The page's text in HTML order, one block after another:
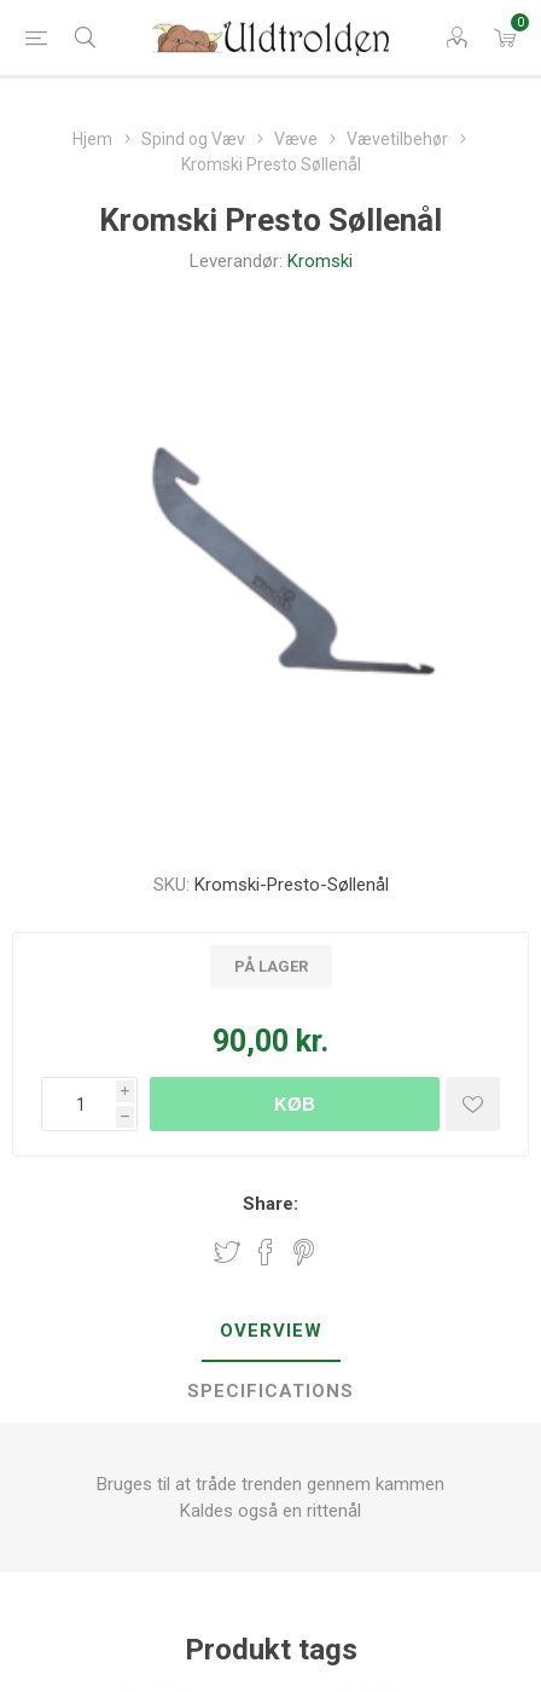
0
Hjem Spind og Væv Væve
Vævetilbehør
Kromski Presto Søllenål
Kromski Presto Søllenål
Leverandør: Kromski
SKU: Kromski-Presto-Søllenål
PÅ LAGER
90,00 kr.
i
h
KØB
Share:
OVERVIEW
SPECIFICATIONS
Bruges til at tråde trenden gennem kammen
Kaldes også en rittenål
Produkt tags